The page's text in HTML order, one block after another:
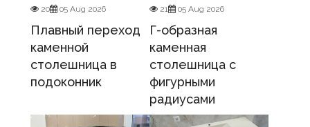
20 05 Aug 2026
Плавный переход
каменной
столешница в
подоконник
21 05 Aug 2026
Г-образная
каменная
столешница с
фигурными
радиусами